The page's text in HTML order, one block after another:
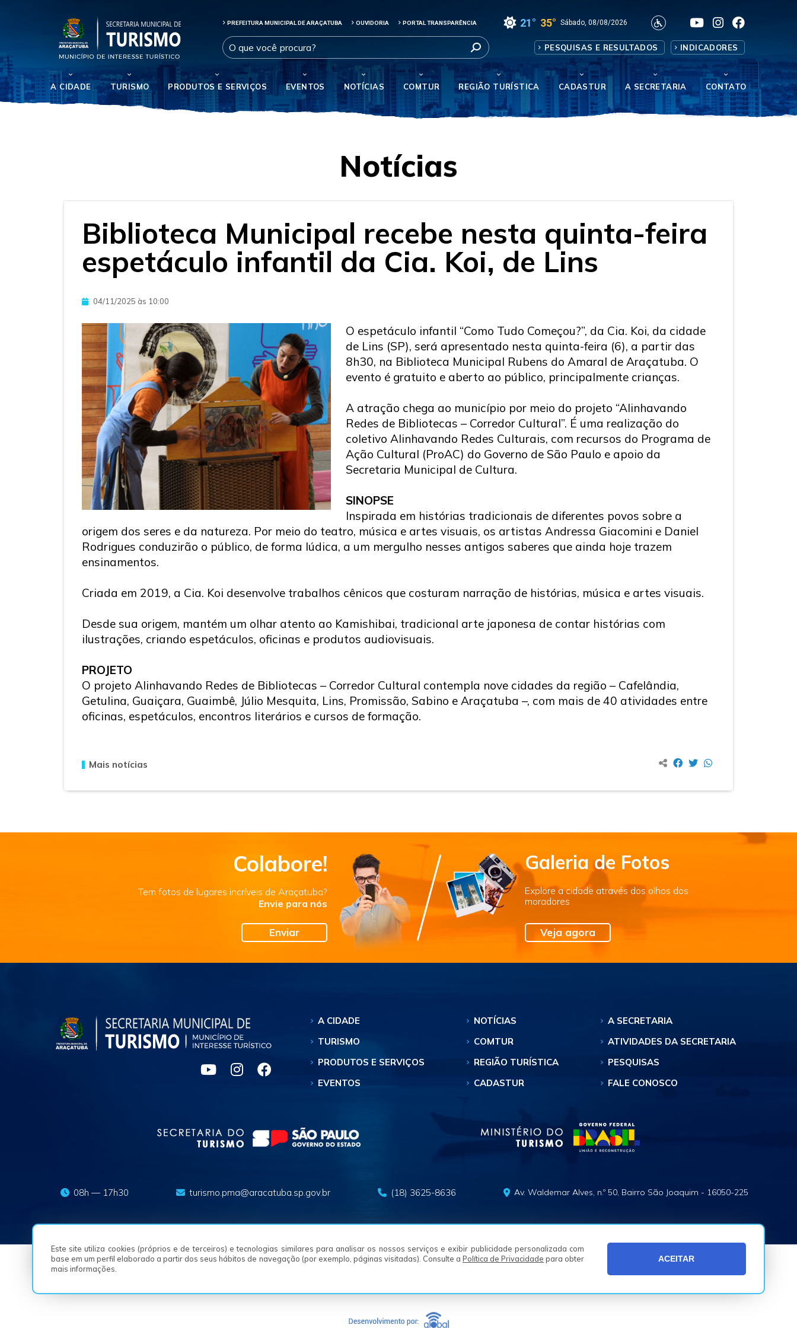
PREFEITURA MUNICIPAL DE ARAÇATUBA OUVIDORIA PORTAL TRANSPARÊNCIA 21° 35° Sábado, 08/08/2026
PESQUISAS E RESULTADOS INDICADORES
A CIDADE TURISMO PRODUTOS E SERVIÇOS EVENTOS NOTÍCIAS COMTUR REGIÃO TURÍSTICA CADASTUR A SECRETARIA CONTATO
Notícias
Biblioteca Municipal recebe nesta quinta-feira
espetáculo infantil da Cia. Koi, de Lins
04/11/2025 às 10:00
O espetáculo infantil “Como Tudo Começou?”, da Cia. Koi, da cidade
de Lins (SP), será apresentado nesta quinta-feira (6), a partir das
8h30, na Biblioteca Municipal Rubens do Amaral de Araçatuba. O
evento é gratuito e aberto ao público, principalmente crianças.
A atração chega ao município por meio do projeto “Alinhavando
Redes de Bibliotecas – Corredor Cultural”. É uma realização do
coletivo Alinhavando Redes Culturais, com recursos do Programa de
Ação Cultural (ProAC) do Governo de São Paulo e apoio da
Secretaria Municipal de Cultura.
SINOPSE
Inspirada em histórias tradicionais de diferentes povos sobre a
origem dos seres e da natureza. Por meio do teatro, música e artes visuais, os artistas Andressa Giacomini e Daniel
Rodrigues conduzirão o público, de forma lúdica, a um mergulho nesses antigos saberes que ainda hoje trazem
ensinamentos.
Criada em 2019, a Cia. Koi desenvolve trabalhos cênicos que costuram narração de histórias, música e artes visuais.
Desde sua origem, mantém um olhar atento ao Kamishibai, tradicional arte japonesa de contar histórias com
ilustrações, criando espetáculos, oficinas e produtos audiovisuais.
PROJETO
O projeto Alinhavando Redes de Bibliotecas – Corredor Cultural contempla nove cidades da região – Cafelândia,
Getulina, Guaiçara, Guaimbê, Júlio Mesquita, Lins, Promissão, Sabino e Araçatuba –, com mais de 40 atividades entre
oficinas, espetáculos, encontros literários e cursos de formação.
Mais notícias
Colabore!
Tem fotos de lugares incríveis de Araçatuba?
Envie para nós
Enviar
Galeria de Fotos
Explore a cidade através dos olhos dos
moradores
Veja agora
Este site utiliza cookies (próprios e de terceiros) e tecnologias similares para analisar os nossos serviços e exibir publicidade personalizada com
base em um perfil elaborado a partir dos seus hábitos de navegação (por exemplo, páginas visitadas). Consulte a Política de Privacidade para obter
mais informações.
ACEITAR
A CIDADE
TURISMO
PRODUTOS E SERVIÇOS
EVENTOS
NOTÍCIAS
COMTUR
REGIÃO TURÍSTICA
CADASTUR
A SECRETARIA
ATIVIDADES DA SECRETARIA
PESQUISAS
FALE CONOSCO
08h — 17h30 turismo.pma@aracatuba.sp.gov.br (18) 3625-8636 Av. Waldemar Alves, n.º 50, Bairro São Joaquim - 16050-225